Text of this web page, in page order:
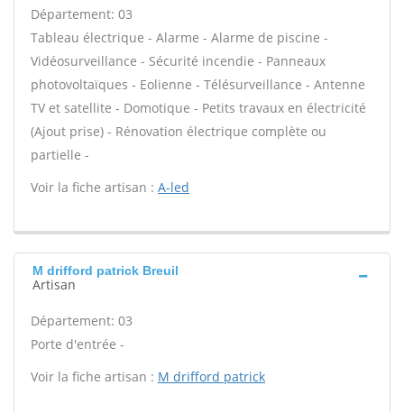
Département: 03
Tableau électrique - Alarme - Alarme de piscine -
Vidéosurveillance - Sécurité incendie - Panneaux
photovoltaïques - Eolienne - Télésurveillance - Antenne
TV et satellite - Domotique - Petits travaux en électricité
(Ajout prise) - Rénovation électrique complète ou
partielle -
Voir la fiche artisan : A-led
M drifford patrick Breuil
Artisan
Département: 03
Porte d'entrée -
Voir la fiche artisan : M drifford patrick